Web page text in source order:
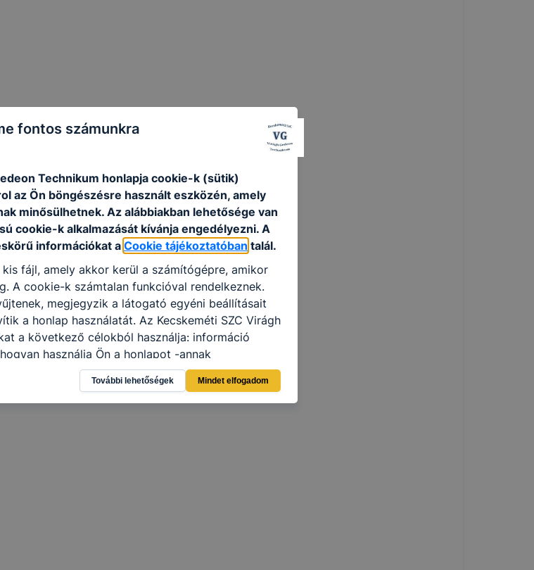
fontos számunkra
Technikum honlapja cookie-k (sütik)
az Ön böngészésre használt eszközén, amely
minősülhetnek. Az alábbiakban lehetősége van
cookie-k alkalmazását kívánja engedélyezni. A
információkat aCookie tájékoztatóban talál.
fájl, amely akkor kerül a számítógépre, amikor
A cookie-k számtalan funkcióval rendelkeznek.
megjegyzik a látogató egyéni beállításait
a honlap használatát. Az Kecskeméti SZC Virágh
a következő célokból használja: információ
használja Ön a honlapot -annak
részeit látogatja, vagy használja leginkább,
Önnek még jobb felhasználói élményt, ha
honlap fejlesztése. Hogyan ellenőrizheti és hogyan
böngészőjében.
További lehetőségek Mindet elfogadom